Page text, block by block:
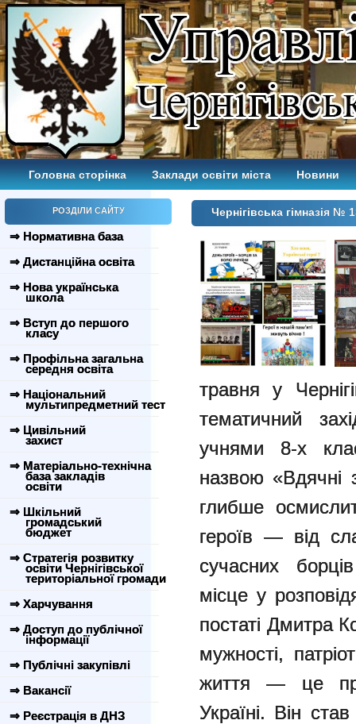
Головна сторінка Заклади освіти міста Новини
РОЗДІЛИ САЙТУ
⇒ Нормативна база
⇒ Дистанційна освіта
⇒ Нова українська
школа
⇒ Вступ до першого
класу
⇒ Профільна загальна
середня освіта
⇒ Національний
мультипредметний тест
⇒ Цивільний
захист
⇒ Матеріально-технічна
база закладів
освіти
⇒ Шкільний
громадський
бюджет
⇒ Стратегія розвитку
освіти Чернігівської
територіальної громади
⇒ Харчування
⇒ Доступ до публічної
інформації
⇒ Публічні закупівлі
⇒ Вакансії
⇒ Реєстрація в ДНЗ
Чернігівська гімназія №
травня у
тематичний
учнями 8-х
назвою «Вдячні
глибше
героїв — від
сучасних
місце у
постаті Дмитра
мужності,
життя — це
Україні. Він